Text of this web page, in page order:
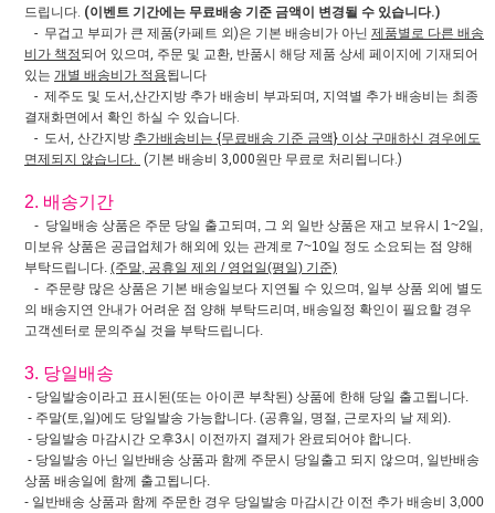
드립니다. (이벤트 기간에는 무료배송 기준 금액이 변경될 수 있습니다.)
- 무겁고 부피가 큰 제품(카페트 외)은 기본 배송비가 아닌 제품별로 다른 배송
비가 책정되어 있으며, 주문 및 교환, 반품시 해당 제품 상세 페이지에 기재되어
있는 개별 배송비가 적용됩니다
- 제주도 및 도서,산간지방 추가 배송비 부과되며, 지역별 추가 배송비는 최종
결재화면에서 확인 하실 수 있습니다.
- 도서, 산간지방 추가배송비는 {무료배송 기준 금액} 이상 구매하신 경우에도
면제되지 않습니다.
(기본 배송비 3,000원만 무료로 처리됩니다.)
2. 배송기간
- 당일배송 상품은 주문 당일 출고되며, 그 외 일반 상품은 재고 보유시 1~2일,
미보유 상품은 공급업체가 해외에 있는 관계로 7~10일 정도 소요되는 점 양해
부탁드립니다. (주말, 공휴일 제외 / 영업일(평일) 기준)
- 주문량 많은 상품은 기본 배송일보다 지연될 수 있으며, 일부 상품 외에 별도
의 배송지연 안내가 어려운 점 양해 부탁드리며, 배송일정 확인이 필요할 경우
고객센터로 문의주실 것을 부탁드립니다.
3. 당일배송
- 당일발송이라고 표시된(또는 아이콘 부착된) 상품에 한해 당일 출고됩니다.
- 주말(토,일)에도 당일발송 가능합니다. (공휴일, 명절, 근로자의 날 제외).
- 당일발송 마감시간 오후3시 이전까지 결제가 완료되어야 합니다.
- 당일발송 아닌 일반배송 상품과 함께 주문시 당일출고 되지 않으며, 일반배송
상품 배송일에 함께 출고됩니다.
- 일반배송 상품과 함께 주문한 경우 당일발송 마감시간 이전 추가 배송비 3,000